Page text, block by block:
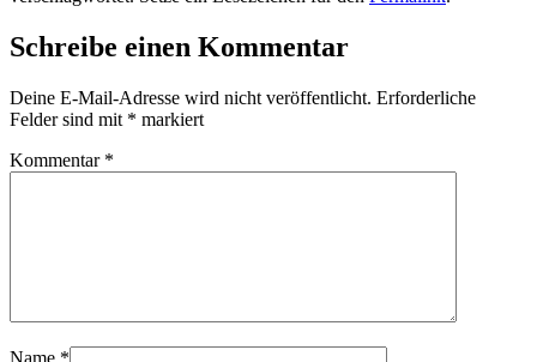
Schreibe einen Kommentar
Deine E-Mail-Adresse wird nicht veröffentlicht. Erforderliche
Felder sind mit * markiert
Kommentar *
Name *